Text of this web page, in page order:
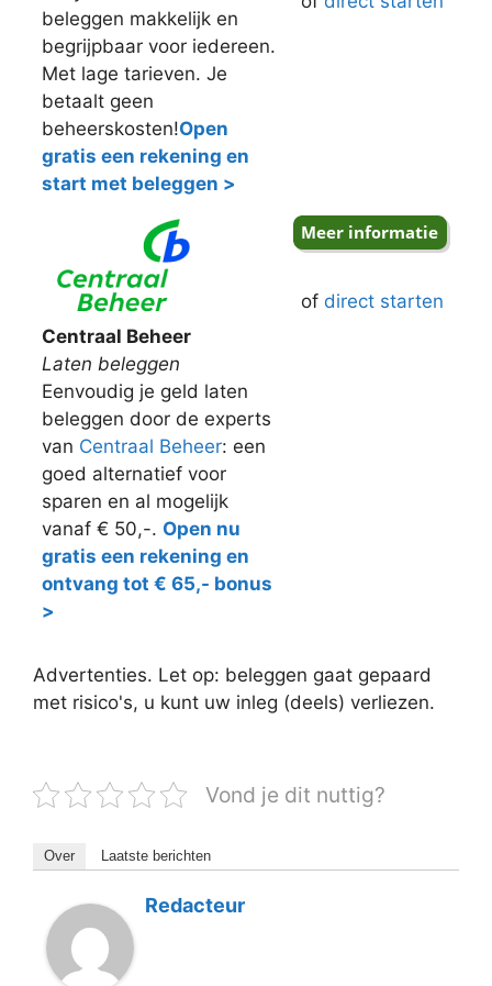
beleggen makkelijk en
begrijpbaar voor iedereen.
Met lage tarieven. Je
betaalt geen
beheerskosten!Open
gratis een rekening en
start met beleggen >
Centraal Beheer
Laten beleggen
Eenvoudig je geld laten
beleggen door de experts
van Centraal Beheer: een
goed alternatief voor
sparen en al mogelijk
vanaf € 50,-. Open nu
gratis een rekening en
ontvang tot € 65,- bonus
>
of direct starten
Advertenties. Let op: beleggen gaat gepaard
met risico's, u kunt uw inleg (deels) verliezen.
Vond je dit nuttig?
Over Laatste berichten
Redacteur